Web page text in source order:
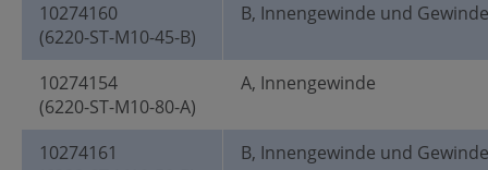
10274160
(6220-ST-M10-45-B)
B, Innengewinde und
10274154
(6220-ST-M10-80-A)
A, Innengewinde
10274161
B, Innengewinde und